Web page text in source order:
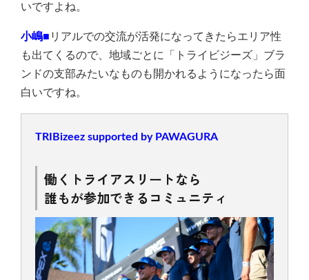
いですよね。
小嶋■ リアルでの交流が活発になってきたらエリア性
も出てくるので、地域ごとに「トライビジーズ」ブラ
ンドの支部みたいなものも開かれるようになったら面
白いですね。
TRIBizeez supported by PAWAGURA
働くトライアスリートなら
誰もが参加できるコミュニティ